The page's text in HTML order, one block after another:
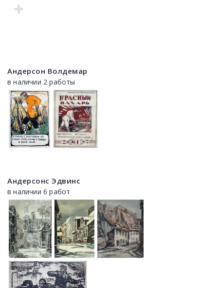
Андерсон Волдемар
в наличии 2 работы
Андерсонс Эдвинс
в наличии 6 работ